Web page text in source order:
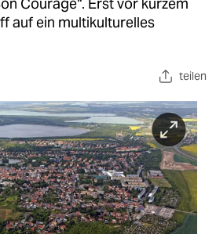
auf ein multikulturelles
teilen